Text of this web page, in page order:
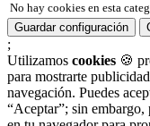
No hay cookies en esta
Guardar configuración
;
Utilizamos cookies 🍪
para mostrarte
navegación. Puedes
“Aceptar”; sin